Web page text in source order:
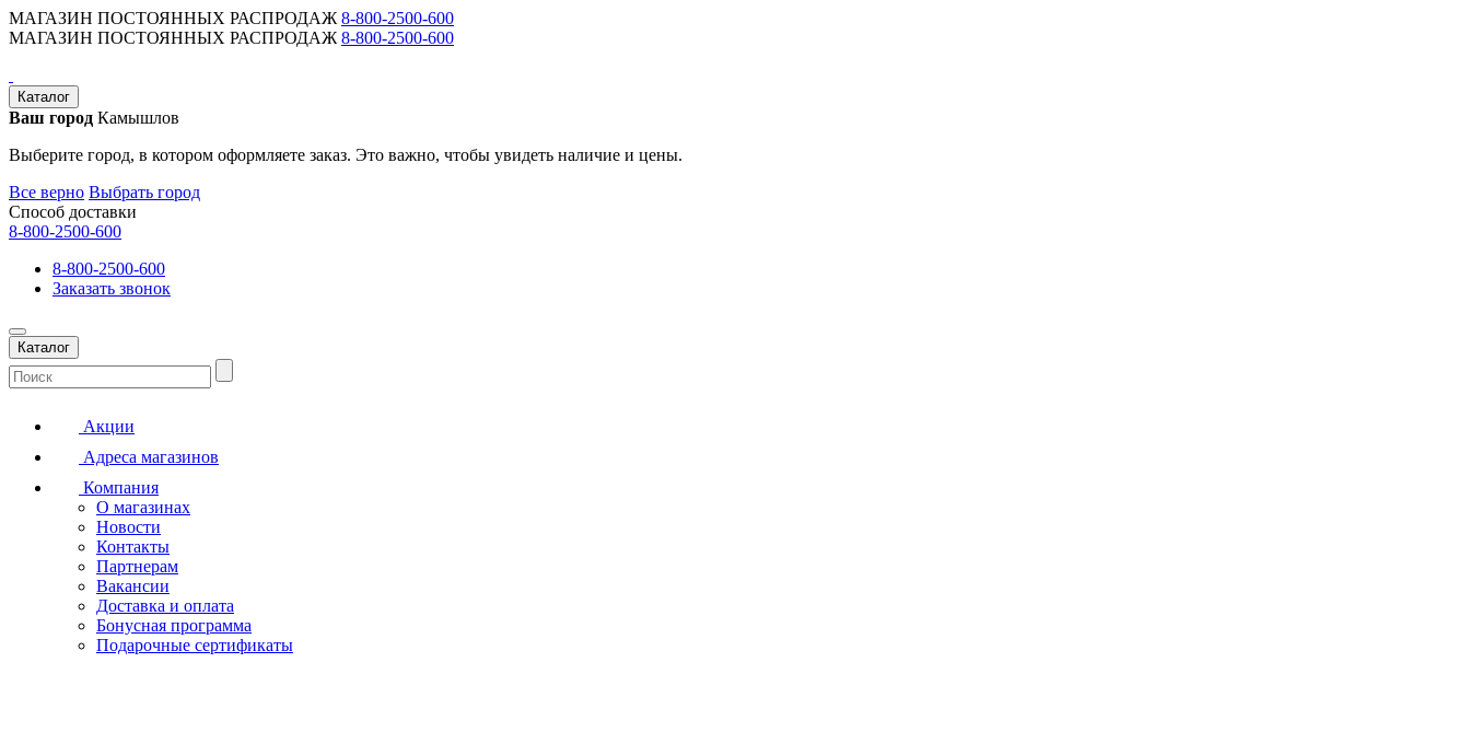
МАГАЗИН ПОСТОЯННЫХ РАСПРОДАЖ 8-800-2500-600
МАГАЗИН ПОСТОЯННЫХ РАСПРОДАЖ 8-800-2500-600
Каталог
Ваш город Камышлов
Выберите город, в котором оформляете заказ. Это важно, чтобы увидеть наличие и цены.
Все верно Выбрать город
Способ доставки
8-800-2500-600
8-800-2500-600
Заказать звонок
Каталог
Акции
Адреса магазинов
Компания
О магазинах
Новости
Контакты
Партнерам
Вакансии
Доставка и оплата
Бонусная программа
Подарочные сертификаты